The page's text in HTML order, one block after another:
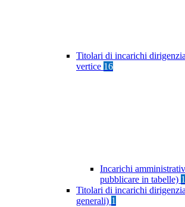
Titolari di incarichi
vertice 16
Incarichi
pubblicare in tabelle)
Titolari di incarichi
generali) 1